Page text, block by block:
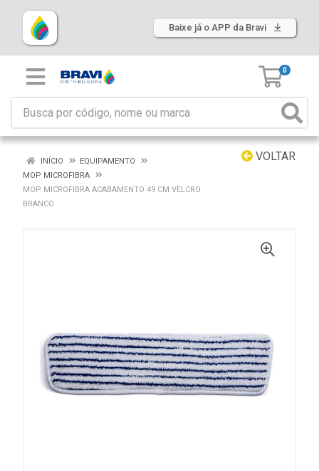
Baixe já o APP da Bravi
0
VOLTAR
INÍCIO
EQUIPAMENTO
MOP MICROFIBRA
MOP MICROFIBRA ACABAMENTO 49 CM VELCRO
BRANCO